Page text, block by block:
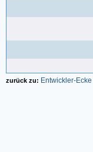
zurück zu: Entwickler-Ecke